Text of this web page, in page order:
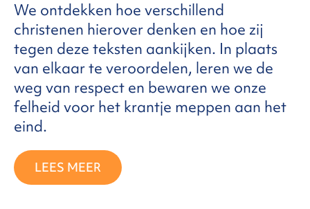
We ontdekken hoe verschillend
christenen hierover denken en hoe zij
tegen deze teksten aankijken. In plaats
van elkaar te veroordelen, leren we de
weg van respect en bewaren we onze
felheid voor het krantje meppen aan het
eind.
LEES MEER